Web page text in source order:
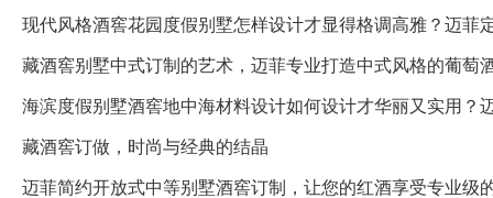
藏酒窖别墅中式订制的艺术，迈菲专业打造中式风格的葡萄
海滨度假别墅酒窖地中海材料设计如何设计才华丽又实用？
藏酒窖订做，时尚与经典的结晶
迈菲简约开放式中等别墅酒窖订制，让您的红酒享受专业级